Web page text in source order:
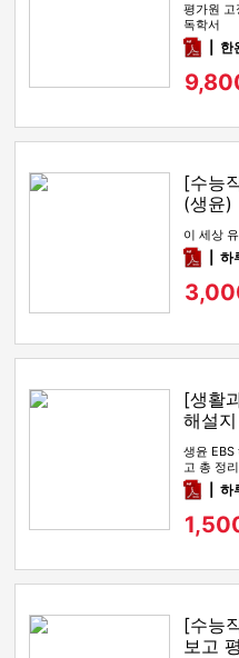
평가원 고
독학서
pdf한
[수능
(생윤)
이 세상
pdf하
[생활
해설
생윤 EBS
고 총 정
pdf하
[수능
보고